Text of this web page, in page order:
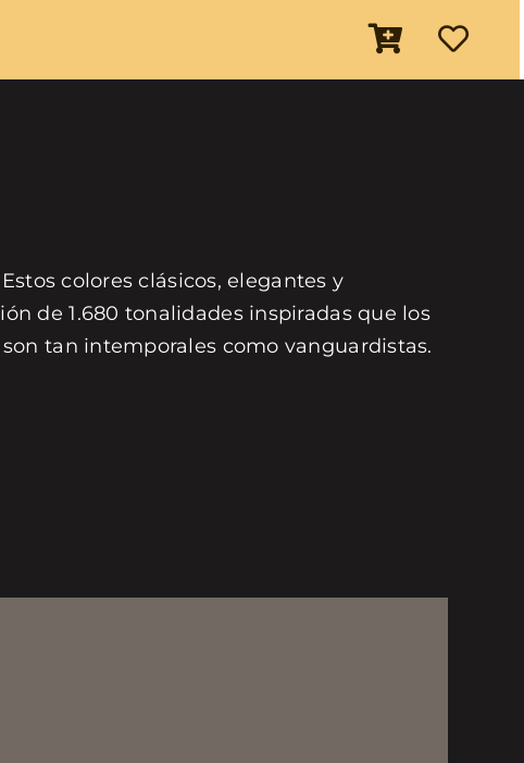
colores clásicos, elegantes y
de 1.680 tonalidades inspiradas que los
tan intemporales como vanguardistas.